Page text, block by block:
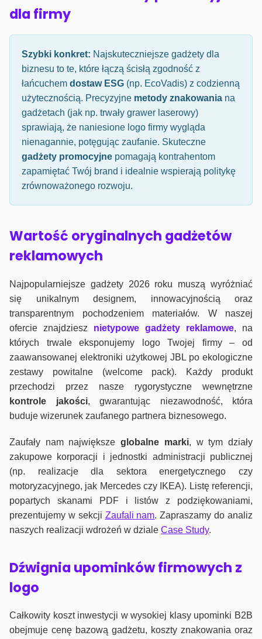
dla firmy
Szybki konkret: Najskuteczniejsze gadżety dla
biznesu to te, które łączą ścisłą zgodność z
łańcuchem dostaw ESG (np. EcoVadis) z codzienną
użytecznością. Precyzyjne metody znakowania na
gadżetach (jak np. trwały grawer laserowy)
sprawiają, że naniesione logo firmy wygląda
nienagannie, potęgując zaufanie. Skuteczne
gadżety promocyjne pomagają kontrahentom
zapamiętać Twój brand i idealnie wspierają politykę
zrównoważonego rozwoju.
Wartość oryginalnych gadżetów
reklamowych
Najpopularniejsze gadżety 2026 roku muszą wyróżniać
się unikalnym designem, innowacyjnością oraz
transparentnym pochodzeniem materiałów. W naszej
ofercie znajdziesz nietypowe gadżety reklamowe, na
których trwale eksponujemy logo Twojej firmy – od
zaawansowanej elektroniki użytkowej JBL po ekologiczne
zestawy powitalne (welcome pack). Każdy produkt
przechodzi przez nasze rygorystyczne wewnętrzne
kontrole jakości, gwarantując niezawodność, która
buduje wizerunek zaufanego partnera biznesowego.
Zaufały nam największeglobalne marki, w tym działy
zakupowe korporacji i jednostki administracji publicznej
(np. realizacje dla sektora energetycznego czy
motoryzacyjnego, jak Mercedes czy IKEA). Listę referencji,
popartych skanami PDF i listów z podziękowaniami,
prezentujemy w sekcji Zaufali nam. Zapraszamy do analiz
naszych realizacji wdrożeń w dziale Case Study.
Dźwignia upominków firmowych z
logo
Całkowity koszt inwestycji w wysokiej klasy upominki B2B
obejmuje cenę bazową gadżetu, koszty znakowania oraz